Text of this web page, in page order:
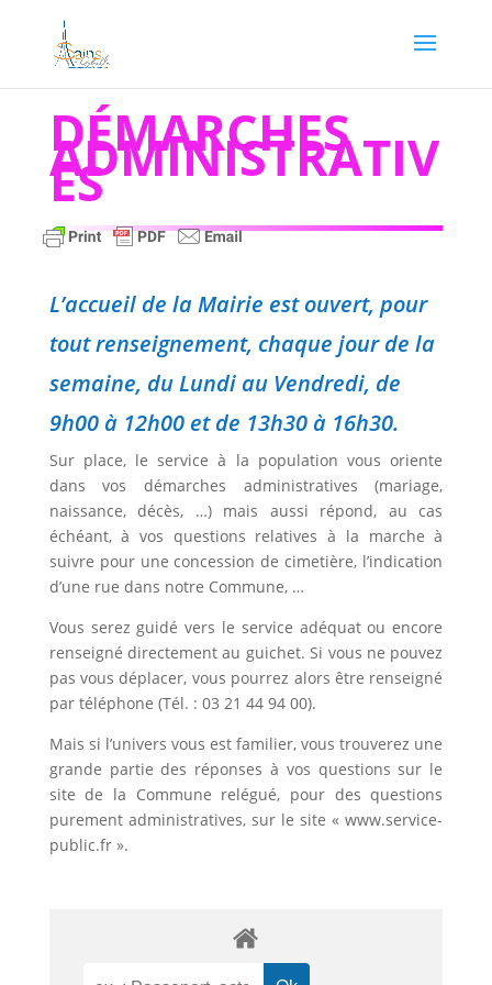
DÉMARCHES
ADMINISTRATIV
ES
L’accueil de la Mairie est ouvert, pour
tout renseignement, chaque jour de la
semaine, du Lundi au Vendredi, de
9h00 à 12h00 et de 13h30 à 16h30.
Sur place, le service à la population vous oriente
dans vos démarches administratives (mariage,
naissance, décès, …) mais aussi répond, au cas
échéant, à vos questions relatives à la marche à
suivre pour une concession de cimetière, l’indication
d’une rue dans notre Commune, …
Vous serez guidé vers le service adéquat ou encore
renseigné directement au guichet. Si vous ne pouvez
pas vous déplacer, vous pourrez alors être renseigné
par téléphone (Tél. : 03 21 44 94 00).
Mais si l’univers vous est familier, vous trouverez une
grande partie des réponses à vos questions sur le
site de la Commune relégué, pour des questions
purement administratives, sur le site « www.service-
public.fr ».